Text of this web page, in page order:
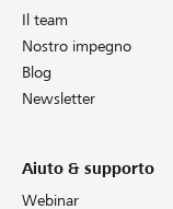
Il team
Nostro impegno
Blog
Newsletter
Aiuto & supporto
Webinar